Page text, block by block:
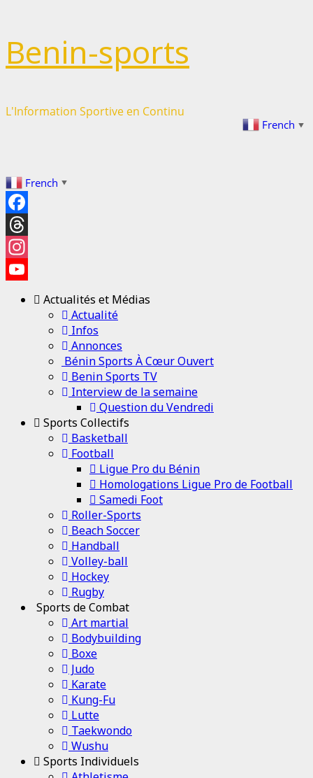
au
contenu
Benin-sports
L'Information Sportive en Continu
French ▼
French ▼
Facebook
Threads
Instagram
YouTube
Channel
Actualités et Médias
Actualité
Infos
Annonces
Bénin Sports À Cœur Ouvert
Benin Sports TV
Interview de la semaine
Question du Vendredi
Sports Collectifs
Basketball
Football
Ligue Pro du Bénin
Homologations Ligue Pro de Football
Samedi Foot
Roller-Sports
Beach Soccer
Handball
Volley-ball
Hockey
Rugby
Sports de Combat
Art martial
Bodybuilding
Boxe
Judo
Karate
Kung-Fu
Lutte
Taekwondo
Wushu
Sports Individuels